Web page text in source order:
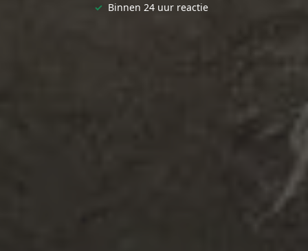
✓ Binnen 24 uur reactie